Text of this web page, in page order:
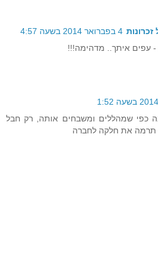
4 בפברואר 2014 בשעה 4:57
- עפים איתך.. מדהימה!!!
כפי שמהללים ומשבחים אותה, רק חבל
את חלקה לחברה